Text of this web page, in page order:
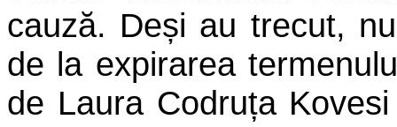
cauză. Deși au trecut,
de la expirarea
de Laura Codruța